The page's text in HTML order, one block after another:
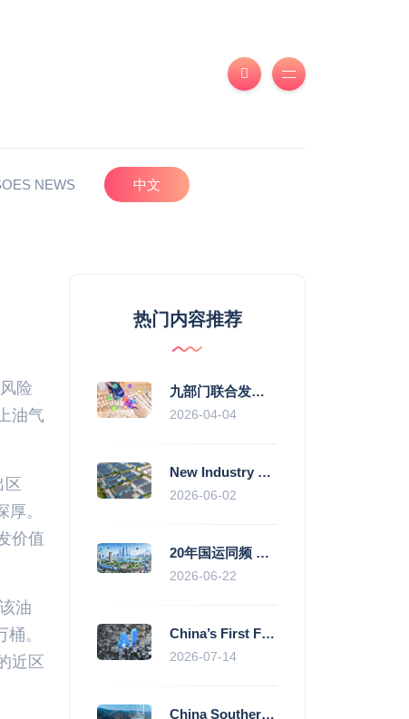
NEWS 中文
险
油气
。
价值
油
。
近区
热门内容推荐
九部门联合发力 2026年服务消费提质惠民行动启幕
2026-04-04
New Industry Standards Fuel Standardised and Scaled Growth of China’s Embodied Intelligence Sector
2026-06-02
20年国运同频 数据价值变现--“新质未来”平台开启产业通证新时代
2026-06-22
China’s First Fully Domestic 100,000-Card AI Supercluster Launched in Zhengzhou, Integrated Into National Supercomputing Internet
2026-07-14
China Southern Power Grid Accelerates Grid Works to Secure Summer Power Supply Across Southern Provinces